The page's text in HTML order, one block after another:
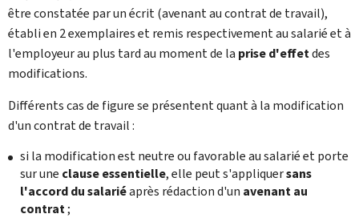
être constatée par un écrit (avenant au contrat de travail),
établi en 2 exemplaires et remis respectivement au salarié et à
l'employeur au plus tard au moment de la prise d'effetdes
modifications.
Différents cas de figure se présentent quant à la modification
d'un contrat de travail :
si la modification est neutre ou favorable au salarié et porte
sur une clause essentielle, elle peut s'appliquersans
l'accord du salariéaprès rédaction d'un avenant au
contrat;